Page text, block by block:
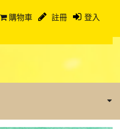
購物車 註冊 登入